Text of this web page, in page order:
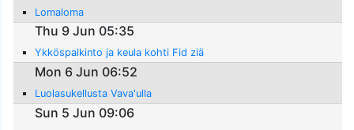
Lomaloma
Thu 9 Jun 05:35
Ykköspalkinto ja keula kohti Fid ziä
Mon 6 Jun 06:52
Luolasukellusta Vava'ulla
Sun 5 Jun 09:06